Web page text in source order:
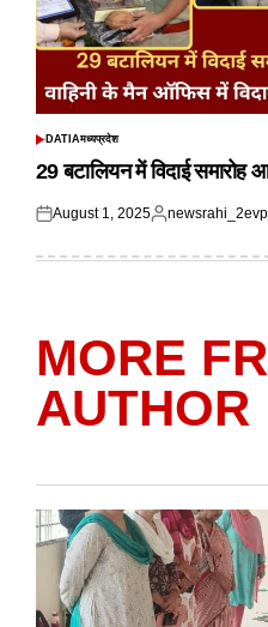
POSTED
DATIAमध्यप्रदेश
29 बटालियन में विदाई समारोह
Posted
August 1, 2025
Posted
MORE
AUTHOR